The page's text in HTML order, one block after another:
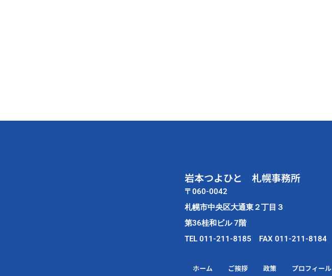
岩本つよひと 札幌事務所
〒060-0042
札幌市中央区大通東２丁目３
第36桂和ビル 7階
TEL 011-211-8185 FAX 011-211-8184
ホーム ご挨拶 政策 プロフィール